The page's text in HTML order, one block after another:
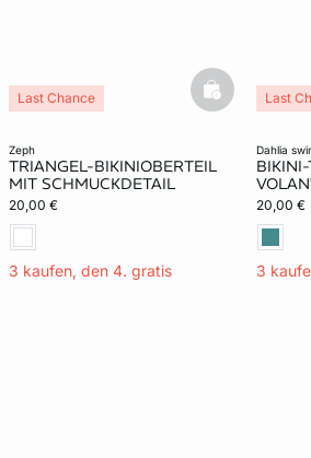
zeph
TRIANGEL-BIKINIOBERTEIL
MIT SCHMUCKDETAIL
20,00 €
3 kaufen, den 4. gratis
Last Chance basketfull
dahlia
20,00 €
3
Last